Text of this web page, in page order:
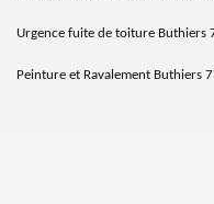
Urgence fuite de toiture Buthiers
Peinture et Ravalement Buthiers